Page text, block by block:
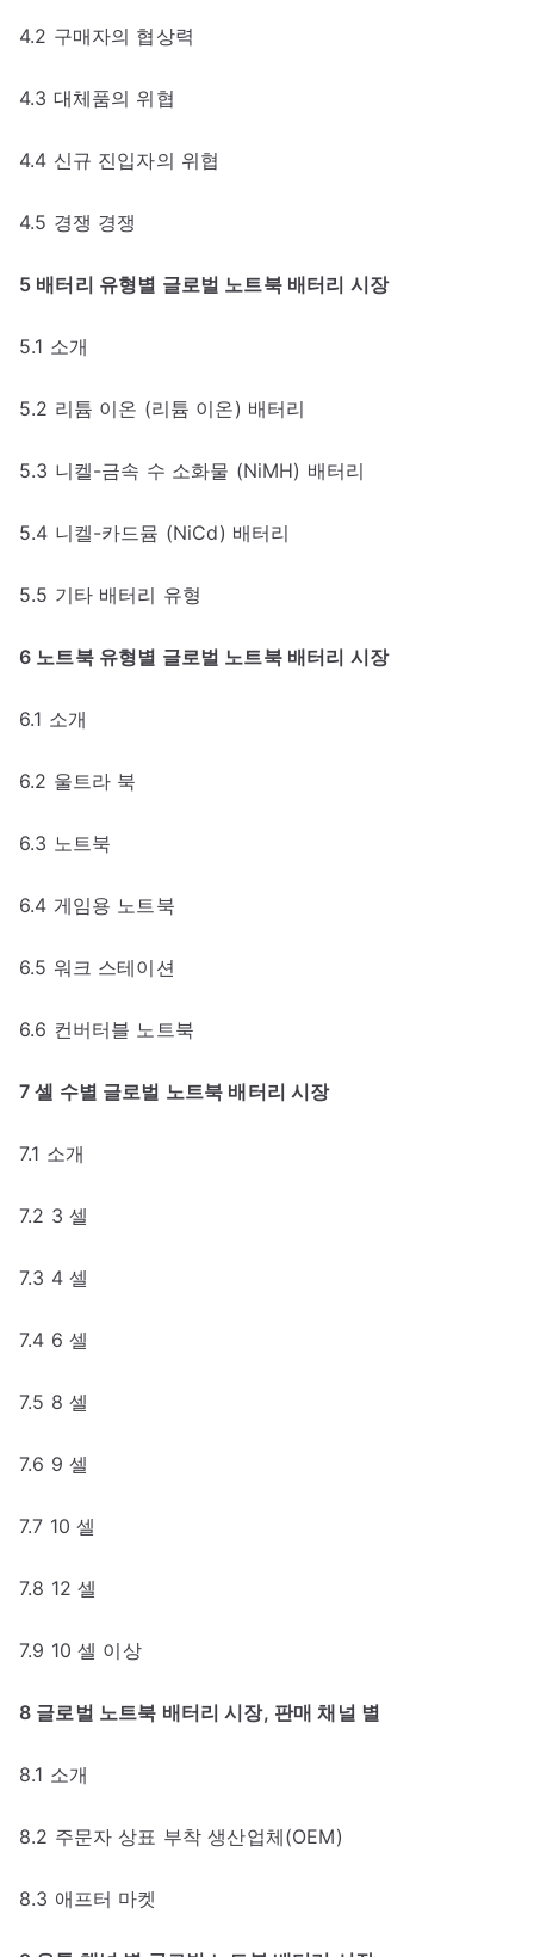
4.2 구매자의 협상력
4.3 대체품의 위협
4.4 신규 진입자의 위협
4.5 경쟁 경쟁
5 배터리 유형별 글로벌 노트북 배터리 시장
5.1 소개
5.2 리튬 이온 (리튬 이온) 배터리
5.3 니켈-금속 수 소화물 (NiMH) 배터리
5.4 니켈-카드뮴 (NiCd) 배터리
5.5 기타 배터리 유형
6 노트북 유형별 글로벌 노트북 배터리 시장
6.1 소개
6.2 울트라 북
6.3 노트북
6.4 게임용 노트북
6.5 워크 스테이션
6.6 컨버터블 노트북
7 셀 수별 글로벌 노트북 배터리 시장
7.1 소개
7.2 3 셀
7.3 4 셀
7.4 6 셀
7.5 8 셀
7.6 9 셀
7.7 10 셀
7.8 12 셀
7.9 10 셀 이상
8 글로벌 노트북 배터리 시장, 판매 채널 별
8.1 소개
8.2 주문자 상표 부착 생산업체(OEM)
8.3 애프터 마켓